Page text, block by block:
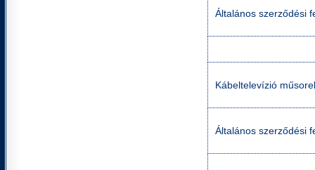
Általános szerződési
Kábeltelevízió
Általános szerződési